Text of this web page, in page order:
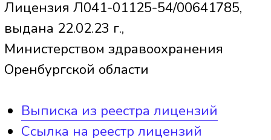
Адрес:454092, г.Челябинск,
ул.Елькина, 73
Телефон:
факс:8-(351)-261-54-65
Сайт:https://74.rospotrebnadzor.ru